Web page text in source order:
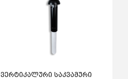
ვერტიკალური საკვამური